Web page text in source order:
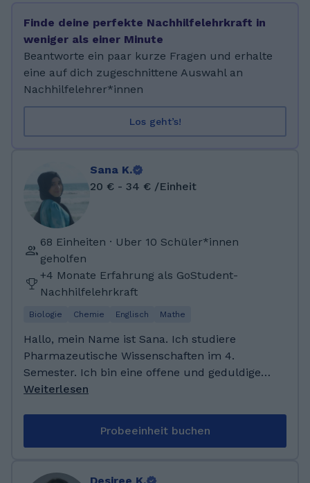
Humanmedizin an der Universität Leipzig
aufgenommen, das ich derzeit im 3. Semester
fortsetze. Ich freue mich auf die nächsten
Jahre des Studiums :)
Finde deine perfekte Nachhilfelehrkraft in
weniger als einer Minute
Beantworte ein paar kurze Fragen und erhalte
eine auf dich zugeschnittene Auswahl an
Nachhilfelehrer*innen
Los geht’s!
Sana K.
20 € - 34 € /Einheit
68 Einheiten · Uber 10 Schüler*innen
geholfen
+4 Monate Erfahrung als GoStudent-
Nachhilfelehrkraft
Biologie Chemie Englisch Mathe
Hallo, mein Name ist Sana. Ich studiere
Pharmazeutische Wissenschaften im 4.
Semester. Ich bin eine offene und geduldige
Person, und es ist mir besonders wichtig, dass
Fächern und helfe euch gerne damit
Weiterlesen
Probeeinheit buchen